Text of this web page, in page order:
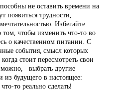
не оставить времени на
появиться трудности,
Избегайте
чтобы изменить что-то во
о качественном питании. С
события, смысл которых
стоит пересмотреть свои
- выбрать другие
из будущего в настоящее:
то реально сделать!